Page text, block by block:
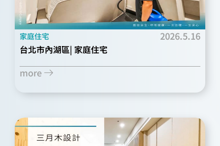
家庭住宅 2026.5.16
台北市內湖區| 家庭住宅
more